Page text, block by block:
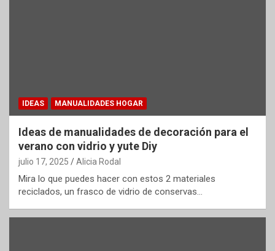
IDEAS MANUALIDADES HOGAR
Ideas de manualidades de decoración para el
verano con vidrio y yute Diy
julio 17, 2025 Alicia Rodal
Mira lo que puedes hacer con estos 2 materiales
reciclados, un frasco de vidrio de conservas…